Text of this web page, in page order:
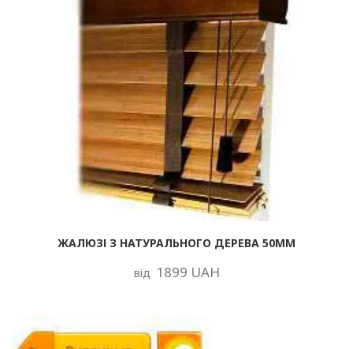
ЖАЛЮЗІ З НАТУРАЛЬНОГО ДЕРЕВА 50ММ
від 1899 UAH